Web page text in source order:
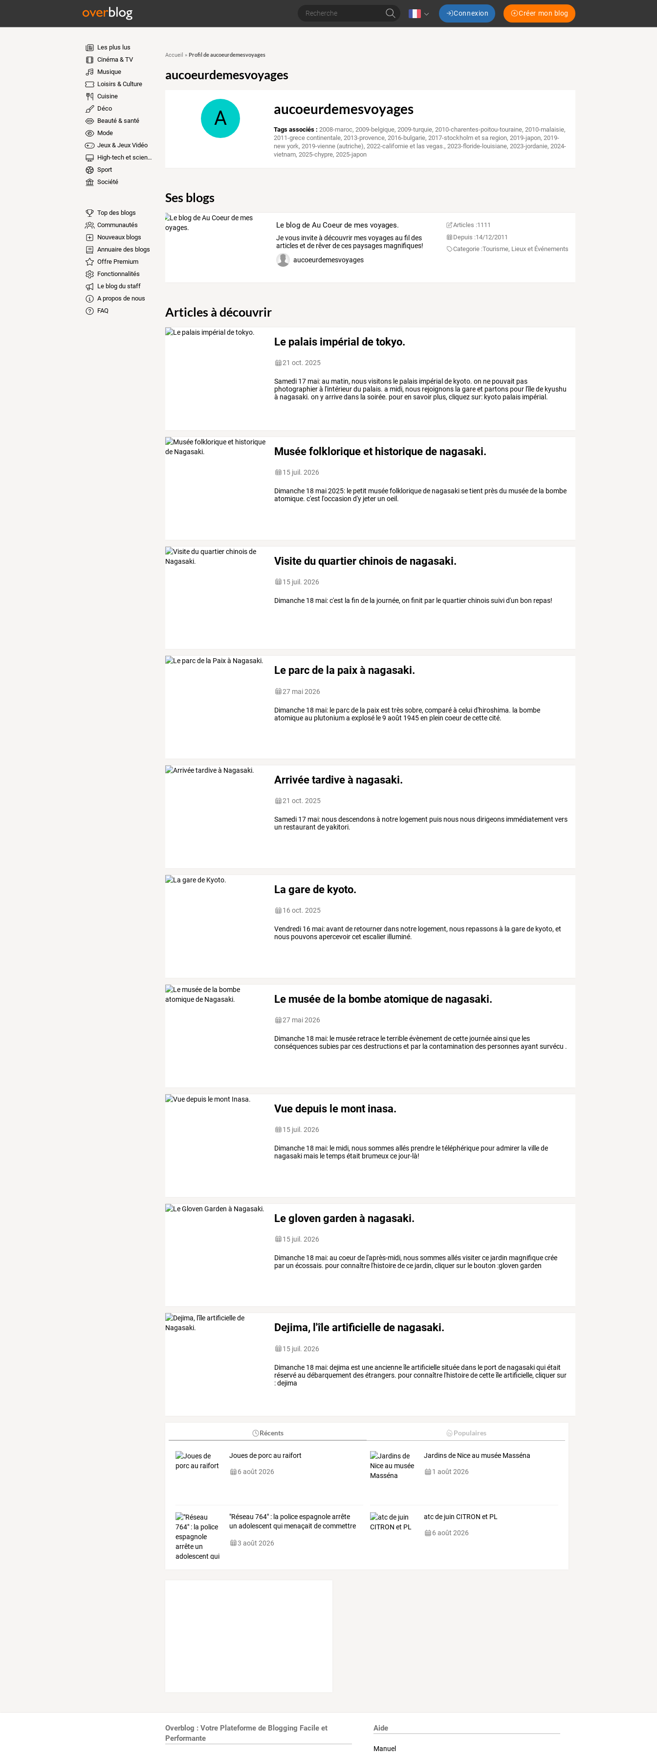
Connexion Créer mon blog
Les plus lus
Cinéma & TV
Musique
Loisirs & Culture
Cuisine
Déco
Beauté & santé
Mode
Jeux & Jeux Vidéo
High-tech et sciences
Sport
Société
Top des blogs
Communautés
Nouveaux blogs
Annuaire des blogs
Offre Premium
Fonctionnalités
Le blog du staff
A propos de nous
FAQ
Accueil » Profil de aucoeurdemesvoyages
aucoeurdemesvoyages
A aucoeurdemesvoyages
Tags associés : 2008-maroc,2009-belgique,2009-turquie,2010-charentes-poitou-touraine,2010-malaisie,
2011-grece continentale,2013-provence,2016-bulgarie,2017-stockholm et sa region,2019-japon,2019-
new york,2019-vienne (autriche),2022-californie et las vegas.,2023-floride-louisiane,2023-jordanie,2024-
vietnam,2025-chypre,2025-japon
Ses blogs
Le blog de Au Coeur de mes voyages.
Je vous invite à découvrir mes voyages au fil des
articles et de rêver de ces paysages magnifiques!
aucoeurdemesvoyages
Articles :1111
Depuis :14/12/2011
Categorie :Tourisme, Lieux et Événements
Articles à découvrir
Le palais impérial de tokyo.
21 oct. 2025
Samedi 17 mai: au matin, nous visitons le palais impérial de kyoto. on ne pouvait pas
photographier à l'intérieur du palais. a midi, nous rejoignons la gare et partons pour l'île de kyushu
à nagasaki. on y arrive dans la soirée. pour en savoir plus, cliquez sur: kyoto palais impérial.
Musée folklorique et historique de nagasaki.
15 juil. 2026
Dimanche 18 mai 2025: le petit musée folklorique de nagasaki se tient près du musée de la bombe
atomique. c'est l'occasion d'y jeter un oeil.
Visite du quartier chinois de nagasaki.
15 juil. 2026
Dimanche 18 mai: c'est la fin de la journée, on finit par le quartier chinois suivi d'un bon repas!
Le parc de la paix à nagasaki.
27 mai 2026
Dimanche 18 mai: le parc de la paix est très sobre, comparé à celui d'hiroshima. la bombe
atomique au plutonium a explosé le 9 août 1945 en plein coeur de cette cité.
Arrivée tardive à nagasaki.
21 oct. 2025
Samedi 17 mai: nous descendons à notre logement puis nous nous dirigeons immédiatement vers
un restaurant de yakitori.
La gare de kyoto.
16 oct. 2025
Vendredi 16 mai: avant de retourner dans notre logement, nous repassons à la gare de kyoto, et
nous pouvons apercevoir cet escalier illuminé.
Le musée de la bombe atomique de nagasaki.
27 mai 2026
Dimanche 18 mai: le musée retrace le terrible évènement de cette journée ainsi que les
conséquences subies par ces destructions et par la contamination des personnes ayant survécu .
Vue depuis le mont inasa.
15 juil. 2026
Dimanche 18 mai: le midi, nous sommes allés prendre le téléphérique pour admirer la ville de
nagasaki mais le temps était brumeux ce jour-là!
Le gloven garden à nagasaki.
15 juil. 2026
Dimanche 18 mai: au coeur de l'après-midi, nous sommes allés visiter ce jardin magnifique crée
par un écossais. pour connaître l'histoire de ce jardin, cliquer sur le bouton :gloven garden
Dejima, l'île artificielle de nagasaki.
15 juil. 2026
Dimanche 18 mai: dejima est une ancienne île artificielle située dans le port de nagasaki qui était
réservé au débarquement des étrangers. pour connaître l'histoire de cette île artificielle, cliquer sur
: dejima
Récents Populaires
Joues de porc au raifort
6 août 2026
Jardins de Nice au musée Masséna
1 août 2026
"Réseau 764":la policeespagnolearrête
un adolescent quimenaçait decommettre
3 août 2026
atc de juin CITRON et PL
6 août 2026
Overblog : Votre Plateforme de Blogging Facile et
Performante
Aide
Manuel